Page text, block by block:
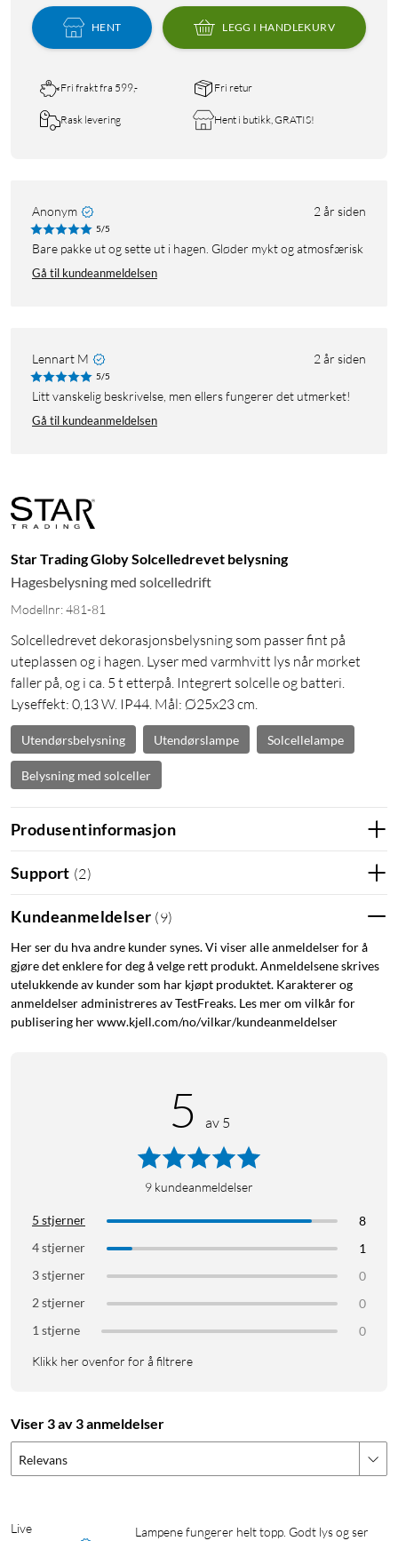
HENT LEGG I HANDLEKURV
Fri frakt fra 599,- Fri retur
Rask levering Hent i butikk, GRATIS!
Anonym 2 år siden
5/5
Bare pakke ut og sette ut i hagen. Gløder mykt og atmosfærisk
Gå til kundeanmeldelsen
Lennart M 2 år siden
5/5
Litt vanskelig beskrivelse, men ellers fungerer det utmerket!
Gå til kundeanmeldelsen
Star Trading Globy Solcelledrevet belysning
Hagesbelysning med solcelledrift
Modellnr: 481-81
Solcelledrevet dekorasjonsbelysning som passer fint på
uteplassen og i hagen. Lyser med varmhvitt lys når mørket
faller på, og i ca. 5 t etterpå. Integrert solcelle og batteri.
Lyseffekt: 0,13 W. IP44. Mål: Ø25x23 cm.
Utendørsbelysning Utendørslampe Solcellelampe
Belysning med solceller
Produsentinformasjon
Support (2)
Kundeanmeldelser (9)
Her ser du hva andre kunder synes. Vi viser alle anmeldelser for å
gjøre det enklere for deg å velge rett produkt. Anmeldelsene skrives
utelukkende av kunder som har kjøpt produktet. Karakterer og
anmeldelser administreres av TestFreaks. Les mer om vilkår for
publisering her www.kjell.com/no/vilkar/kundeanmeldelser
5 av 5
9 kundeanmeldelser
5 stjerner
8
4 stjerner
1
3 stjerner
0
2 stjerner
0
1 stjerne
0
Klikk her ovenfor for å filtrere
Viser 3 av 3 anmeldelser
Relevans
Live Lampene fungerer helt topp. Godt lys og ser